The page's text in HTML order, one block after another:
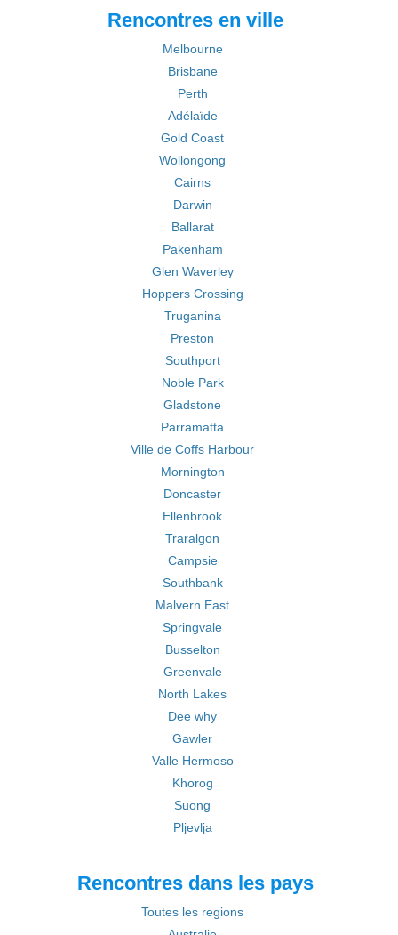
Rencontres en ville
Melbourne
Brisbane
Perth
Adélaïde
Gold Coast
Wollongong
Cairns
Darwin
Ballarat
Pakenham
Glen Waverley
Hoppers Crossing
Truganina
Preston
Southport
Noble Park
Gladstone
Parramatta
Ville de Coffs Harbour
Mornington
Doncaster
Ellenbrook
Traralgon
Campsie
Southbank
Malvern East
Springvale
Busselton
Greenvale
North Lakes
Dee why
Gawler
Valle Hermoso
Khorog
Suong
Pljevlja
Rencontres dans les pays
Toutes les regions